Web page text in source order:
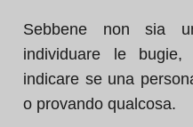
Sebbene non sia
individuare le bugie,
indicare se una
o provando qualcosa.